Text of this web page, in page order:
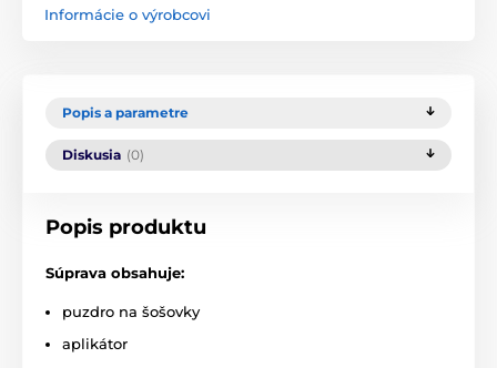
Informácie o výrobcovi
Popis a parametre
Diskusia (0)
Popis produktu
Súprava obsahuje:
puzdro na šošovky
aplikátor